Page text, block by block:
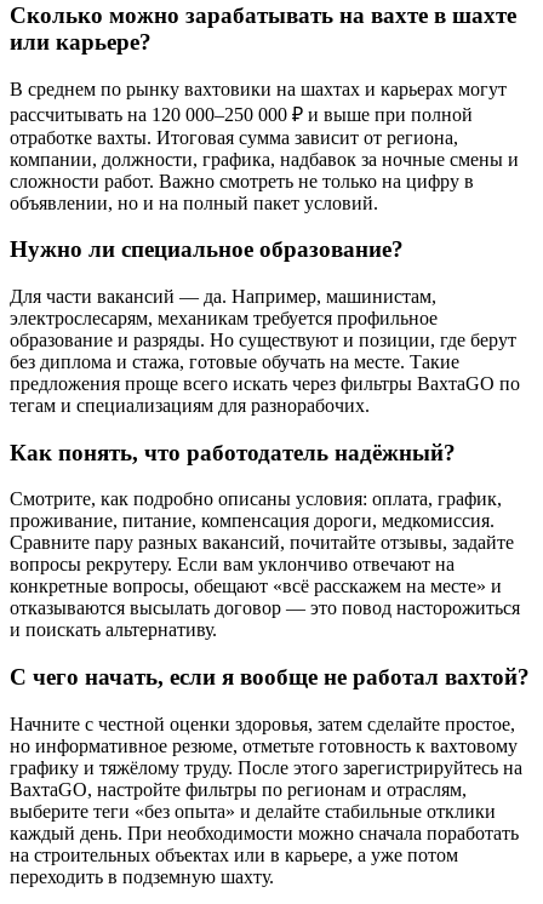
Сколько можно зарабатывать на вахте в шахте
или карьере?
В среднем по рынку вахтовики на шахтах и карьерах могут
рассчитывать на 120 000–250 000 ₽ и выше при полной
отработке вахты. Итоговая сумма зависит от региона,
компании, должности, графика, надбавок за ночные смены и
сложности работ. Важно смотреть не только на цифру в
объявлении, но и на полный пакет условий.
Нужно ли специальное образование?
Для части вакансий — да. Например, машинистам,
электрослесарям, механикам требуется профильное
образование и разряды. Но существуют и позиции, где берут
без диплома и стажа, готовые обучать на месте. Такие
предложения проще всего искать через фильтры ВахтаGO по
тегам и специализациям для разнорабочих.
Как понять, что работодатель надёжный?
Смотрите, как подробно описаны условия: оплата, график,
проживание, питание, компенсация дороги, медкомиссия.
Сравните пару разных вакансий, почитайте отзывы, задайте
вопросы рекрутеру. Если вам уклончиво отвечают на
конкретные вопросы, обещают «всё расскажем на месте» и
отказываются высылать договор — это повод насторожиться
и поискать альтернативу.
С чего начать, если я вообще не работал вахтой?
Начните с честной оценки здоровья, затем сделайте простое,
но информативное резюме, отметьте готовность к вахтовому
графику и тяжёлому труду. После этого зарегистрируйтесь на
ВахтаGO, настройте фильтры по регионам и отраслям,
выберите теги «без опыта» и делайте стабильные отклики
каждый день. При необходимости можно сначала поработать
на строительных объектах или в карьере, а уже потом
переходить в подземную шахту.